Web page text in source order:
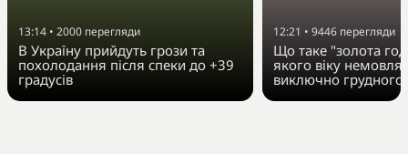
13:14 • 2000 перегляди
В Україну прийдуть грози та
похолодання після спеки до +39
градусів
12:21 • 9446 перегляди
Що таке "золота
якого віку немовля
виключно